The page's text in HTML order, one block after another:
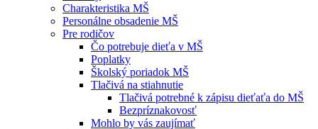
Charakteristika MŠ
Personálne obsadenie MŠ
Pre rodičov
Čo potrebuje dieťa v MŠ
Poplatky
Školský poriadok MŠ
Tlačivá na stiahnutie
Tlačivá potrebné k zápisu dieťaťa do MŠ
Bezpríznakovosť
Mohlo by vás zaujímať